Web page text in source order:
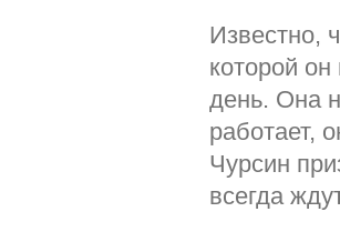
Известно,
которой
день. Она
работает,
Чурсин
всегда